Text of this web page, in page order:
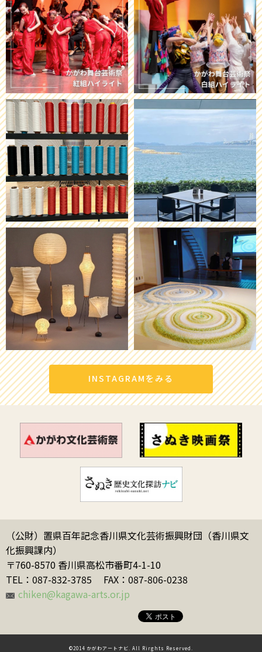
INSTAGRAMをみる
（公財）置県百年記念香川県文化芸術振興財団（香川県文
化振興課内）
〒760-8570 香川県高松市番町4-1-10
TEL：087-832-3785
FAX：087-806-0238
chiken@kagawa-arts.or.jp
©2014 かがわアートナビ. All Rirghts Reserved.